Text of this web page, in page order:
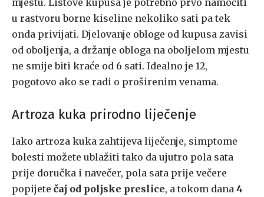
mjestu. Listove kupusa je potrebno prvo namočiti
u rastvoru borne kiseline nekoliko sati pa tek
onda privijati. Djelovanje obloge od kupusa zavisi
od oboljenja, a držanje obloga na oboljelom mjestu
ne smije biti kraće od 6 sati. Idealno je 12,
pogotovo ako se radi o proširenim venama.
Artroza kuka prirodno liječenje
Iako artroza kuka zahtijeva liječenje, simptome
bolesti možete ublažiti tako da ujutro pola sata
prije doručka i navečer, pola sata prije večere
popijete čaj od poljske preslice, a tokom dana 4